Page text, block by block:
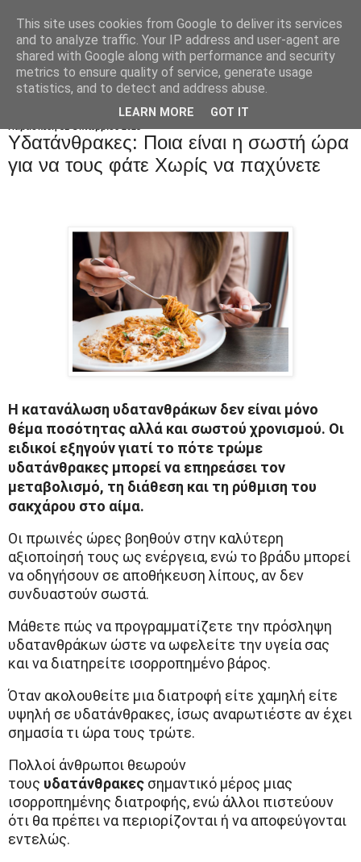
Υδατάνθρακες: Ποια είναι η σωστή ώρα
για να τους φάτε Χωρίς να παχύνετε
Η κατανάλωση υδατανθράκων δεν είναι μόνο
θέμα ποσότητας αλλά και σωστού χρονισμού. Οι
ειδικοί εξηγούν γιατί το πότε τρώμε
υδατάνθρακες μπορεί να επηρεάσει τον
μεταβολισμό, τη διάθεση και τη ρύθμιση του
σακχάρου στο αίμα.
Οι πρωινές ώρες βοηθούν στην καλύτερη
αξιοποίησή τους ως ενέργεια, ενώ το βράδυ μπορεί
να οδηγήσουν σε αποθήκευση λίπους, αν δεν
συνδυαστούν σωστά.
Μάθετε πώς να προγραμματίζετε την πρόσληψη
υδατανθράκων ώστε να ωφελείτε την υγεία σας
και να διατηρείτε ισορροπημένο βάρος.
Όταν ακολουθείτε μια διατροφή είτε χαμηλή είτε
υψηλή σε υδατάνθρακες, ίσως αναρωτιέστε αν έχει
σημασία τι ώρα τους τρώτε.
Πολλοί άνθρωποι θεωρούν
τους υδατάνθρακες σημαντικό μέρος μιας
ισορροπημένης διατροφής, ενώ άλλοι πιστεύουν
ότι θα πρέπει να περιορίζονται ή να αποφεύγονται
εντελώς.
This site uses cookies from Google to deliver its services
and to analyze traffic. Your IP address and user-agent are
shared with Google along with performance and security
metrics to ensure quality of service, generate usage
statistics, and to detect and address abuse.
LEARN MORE GOT IT